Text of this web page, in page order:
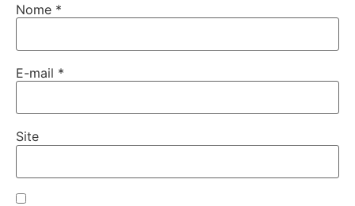
Nome *
E-mail *
Site